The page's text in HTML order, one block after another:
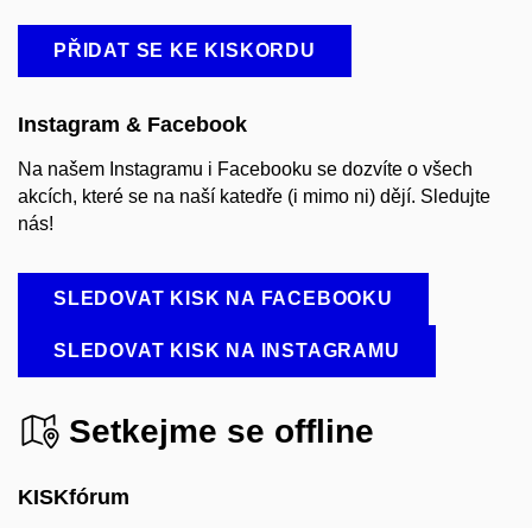
PŘIDAT SE KE KISKORDU
Instagram & Facebook
Na našem Instagramu i Facebooku se dozvíte o všech
akcích, které se na naší katedře (i mimo ni) dějí. Sledujte
nás!
SLEDOVAT KISK NA FACEBOOKU
SLEDOVAT KISK NA INSTAGRAMU
Setkejme se offline
KISKfórum